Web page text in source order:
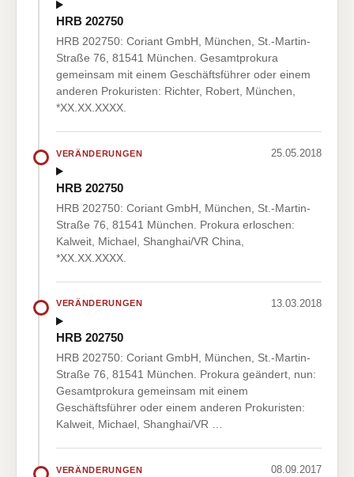
HRB 202750
HRB 202750: Coriant GmbH, München, St.-Martin-
Straße 76, 81541 München. Gesamtprokura
gemeinsam mit einem Geschäftsführer oder einem
anderen Prokuristen: Richter, Robert, München,
*XX.XX.XXXX.
VERÄNDERUNGEN 25.05.2018
HRB 202750
HRB 202750: Coriant GmbH, München, St.-Martin-
Straße 76, 81541 München. Prokura erloschen:
Kalweit, Michael, Shanghai/VR China,
*XX.XX.XXXX.
VERÄNDERUNGEN 13.03.2018
HRB 202750
HRB 202750: Coriant GmbH, München, St.-Martin-
Straße 76, 81541 München. Prokura geändert, nun:
Gesamtprokura gemeinsam mit einem
Geschäftsführer oder einem anderen Prokuristen:
Kalweit, Michael, Shanghai/VR …
VERÄNDERUNGEN 08.09.2017